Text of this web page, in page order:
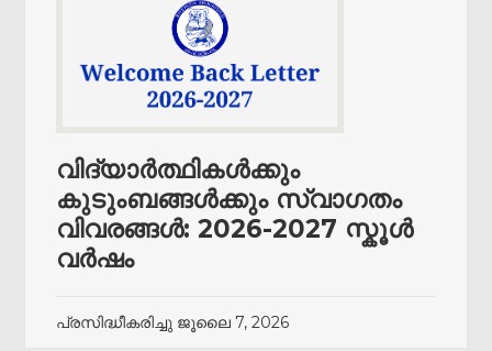
വിദ്യാർത്ഥികൾക്കും
കുടുംബങ്ങൾക്കും സ്വാഗതം
വിവരങ്ങൾ: 2026-2027 സ്കൂൾ
വർഷം
പ്രസിദ്ധീകരിച്ചു ജൂലൈ 7, 2026